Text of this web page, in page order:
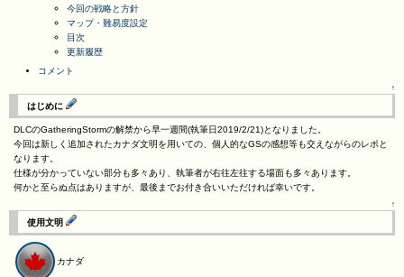
今回の戦略と方針
マップ・難易度設定
目次
更新履歴
コメント
↑
はじめに
DLCのGatheringStormの解禁から早一週間(執筆日2019/2/21)となりました。
今回は新しく追加されたカナダ文明を用いての、個人的なGSの感想等も交えながらのレポと
なります。
仕様が分かっていない部分も多々あり、執筆者が右往左往する場面も多々あります。
何かと至らぬ点はありますが、最後までお付き合いいただければ幸いです。
↑
使用文明
カナダ